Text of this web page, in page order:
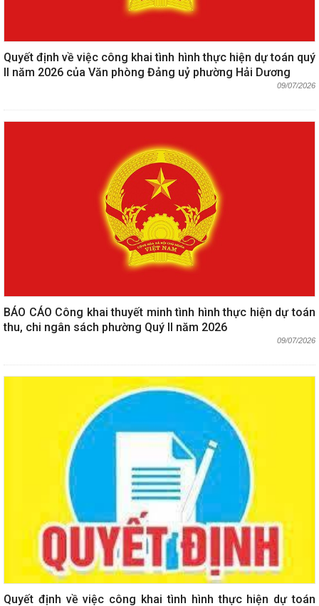
Quyết định về việc công khai tình hình thực hiện dự toán quý
II năm 2026 của Văn phòng Đảng uỷ phường Hải Dương
09/07/2026
BÁO CÁO Công khai thuyết minh tình hình thực hiện dự toán
thu, chi ngân sách phường Quý II năm 2026
09/07/2026
Quyết định về việc công khai tình hình thực hiện dự toán